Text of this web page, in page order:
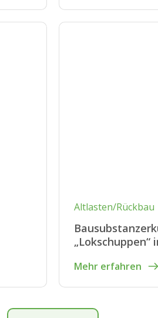
Altlasten/Rückbau
Mehr erfahren